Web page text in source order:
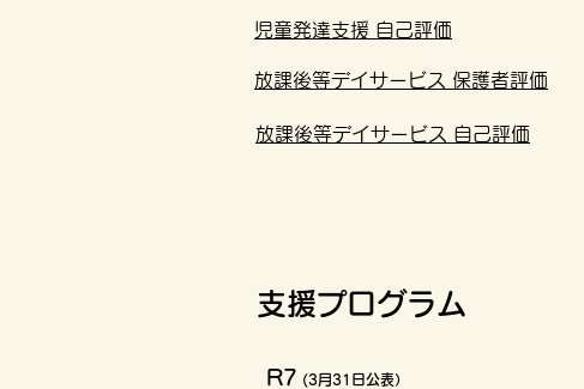
児童発達支援 自己評価
放課後等デイサービス 保護者評価
放課後等デイサービス 自己評価
​支援プログラム
R7 (3月31日公表）